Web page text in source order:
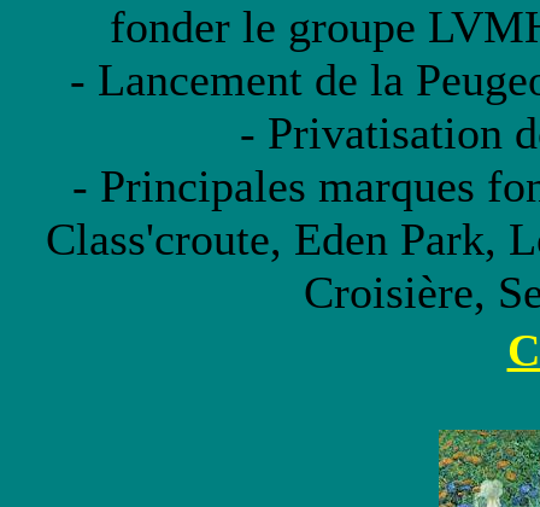
fonder le groupe
- Lancement de la
- Privatisation
- Principales marques
Class'croute, Eden Park,
Croisière,